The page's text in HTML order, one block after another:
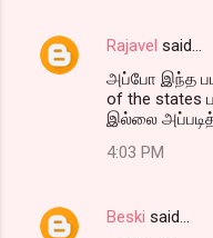
Rajavel said…
அப்போ இந்த
of the states
இல்லை
4:03 PM
Beski said…